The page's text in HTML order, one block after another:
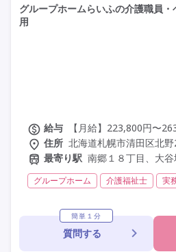
グループホームらいふの介護職員
用
給与
【月給】223,800円〜
住所 北海道札幌市清田区北
最寄り駅 南郷１８丁目、大
グループホーム 介護福祉士
実
社会保険完備 交通費支給
定年60歳以上
定年65歳以上
簡単１分
質問する